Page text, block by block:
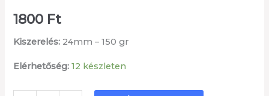
1800 Ft
Kiszerelés: 24mm – 150 gr
Elérhetőség: 12 készleten